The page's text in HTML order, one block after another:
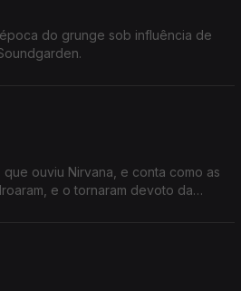
do grunge sob influência de
ouviu Nirvana, e conta como as
e o tornaram devoto da